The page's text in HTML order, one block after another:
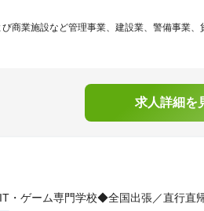
商業施設など管理事業、建設業、警備事業
求人詳細を
・ゲーム専門学校◆全国出張／直行直